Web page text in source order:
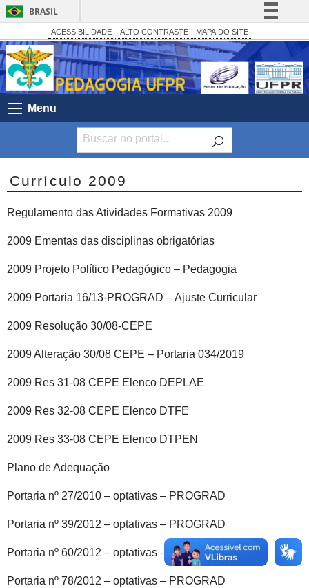
BRASIL
Simplifique!
Comunica BR
Participe
Acesso à informação
Canais
ACESSIBILIDADE ALTO CONTRASTE MAPA DO SITE
Menu
Currículo 2009
Regulamento das Atividades Formativas 2009
2009 Ementas das disciplinas obrigatórias
2009 Projeto Político Pedagógico – Pedagogia
2009 Portaria 16/13-PROGRAD – Ajuste Curricular
2009 Resolução 30/08-CEPE
2009 Alteração 30/08 CEPE – Portaria 034/2019
2009 Res 31-08 CEPE Elenco DEPLAE
2009 Res 32-08 CEPE Elenco DTFE
2009 Res 33-08 CEPE Elenco DTPEN
Plano de Adequação
Portaria nº 27/2010 – optativas – PROGRAD
Portaria nº 39/2012 – optativas – PROGRAD
Portaria nº 60/2012 – optativas – PROGRAD
Portaria nº 78/2012 – optativas – PROGRAD